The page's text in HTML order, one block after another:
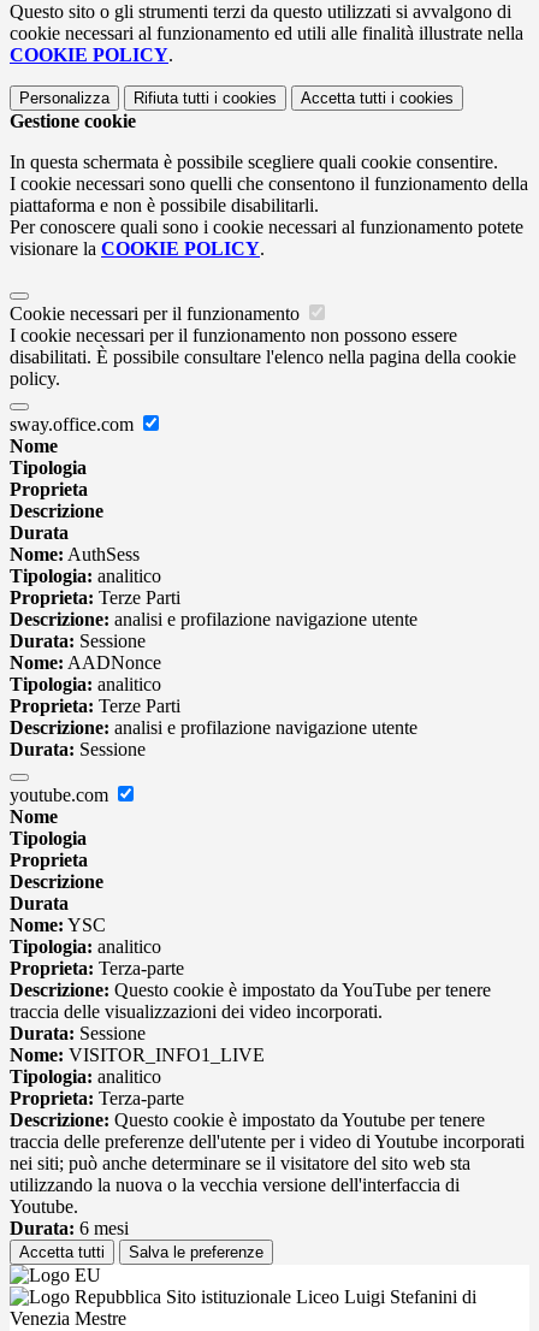
Questo sito o gli strumenti terzi da questo utilizzati si avvalgono di
cookie necessari al funzionamento ed utili alle finalità illustrate nella
COOKIE POLICY.
Personalizza Rifiuta tutti i cookies Accetta tutti i cookies
Gestione cookie
In questa schermata è possibile scegliere quali cookie consentire.
I cookie necessari sono quelli che consentono il funzionamento della
piattaforma e non è possibile disabilitarli.
Per conoscere quali sono i cookie necessari al funzionamento potete
visionare la COOKIE POLICY.
Cookie necessari per il funzionamento
I cookie necessari per il funzionamento non possono essere
disabilitati. È possibile consultare l'elenco nella pagina della cookie
policy.
sway.office.com
Nome
Tipologia
Proprieta
Descrizione
Durata
Nome: AuthSess
Tipologia: analitico
Proprieta: Terze Parti
Descrizione: analisi e profilazione navigazione utente
Durata: Sessione
Nome: AADNonce
Tipologia: analitico
Proprieta: Terze Parti
Descrizione: analisi e profilazione navigazione utente
Durata: Sessione
youtube.com
Nome
Tipologia
Proprieta
Descrizione
Durata
Nome: YSC
Tipologia: analitico
Proprieta: Terza-parte
Descrizione: Questo cookie è impostato da YouTube per tenere
traccia delle visualizzazioni dei video incorporati.
Durata: Sessione
Nome: VISITOR_INFO1_LIVE
Tipologia: analitico
Proprieta: Terza-parte
Descrizione: Questo cookie è impostato da Youtube per tenere
traccia delle preferenze dell'utente per i video di Youtube incorporati
nei siti; può anche determinare se il visitatore del sito web sta
utilizzando la nuova o la vecchia versione dell'interfaccia di
Youtube.
Durata: 6 mesi
Accetta tutti Salva le preferenze
Sito istituzionale Liceo Luigi Stefanini di
Venezia Mestre